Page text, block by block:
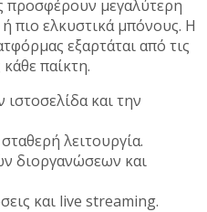
προσφέρουν μεγαλύτερη
ή πιο ελκυστικά μπόνους. Η
εξαρτάται από τις
παίκτη.
και την
λειτουργία.
διοργανώσεων και
και live streaming.